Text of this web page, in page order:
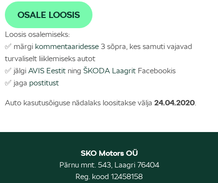
OSALE LOOSIS
Loosis osalemiseks:
✅ märgi kommentaaridesse 3 sõpra, kes samuti vajavad
turvaliselt liiklemiseks autot
✅ jälgi AVIS Eestit ning ŠKODA Laagrit Facebookis
✅ jaga postitust
Auto kasutusõiguse nädalaks loositakse välja 24.04.2020.
SKO Motors OÜ
Pärnu mnt. 543, Laagri 76404
Reg. kood 12458158